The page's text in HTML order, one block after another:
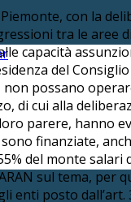
con la
tra le aree
capacità
del
non possano
di cui alla
parere, hanno
finanziate,
del monte salari
sul tema,
enti posto dall’art.